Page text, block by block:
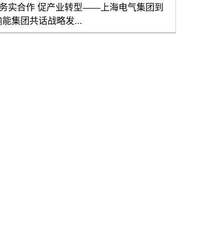
实合作 促产业转型——上海电气集团到
能集团共话战略发...